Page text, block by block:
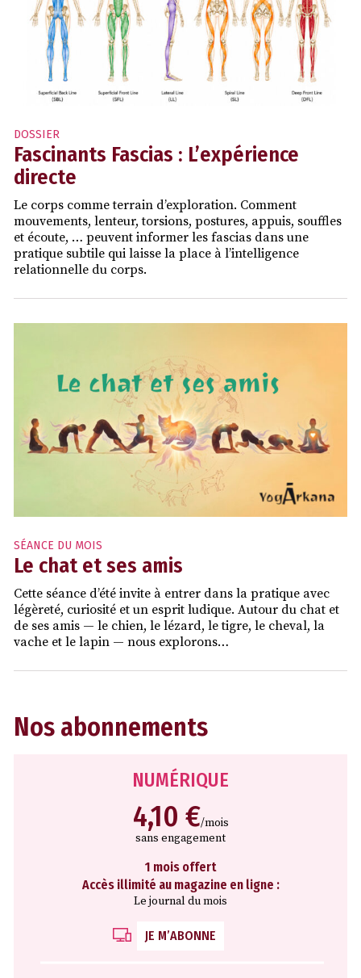
DOSSIER
Fascinants Fascias : L’expérience
directe
Le corps comme terrain d’exploration. Comment
mouvements, lenteur, torsions, postures, appuis, souffles
et écoute, … peuvent informer les fascias dans une
pratique subtile qui laisse la place à l’intelligence
relationnelle du corps.
SÉANCE DU MOIS
Le chat et ses amis
Cette séance d’été invite à entrer dans la pratique avec
légèreté, curiosité et un esprit ludique. Autour du chat et
de ses amis — le chien, le lézard, le tigre, le cheval, la
vache et le lapin — nous explorons…
Nos abonnements
NUMÉRIQUE
4,10 €/mois
sans engagement
1 mois offert
Accès illimité au magazine en ligne :
Le journal du mois
JE M’ABONNE